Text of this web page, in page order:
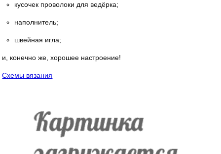
кусочек проволоки для ведёрка;
наполнитель;
швейная игла;
и, конечно же, хорошее настроение!
Схемы вязания